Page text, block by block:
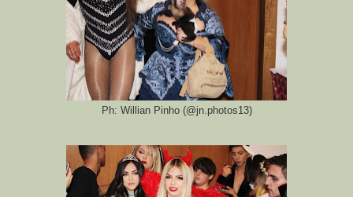
Ph: Willian Pinho (@jn.photos13)